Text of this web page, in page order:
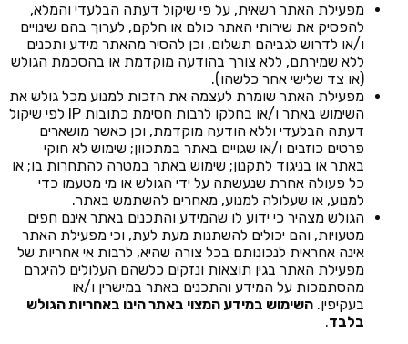
מפעילת האתר רשאית, על פי שיקול דעתה הבלעדי והמלא,
להפסיק את שירותי האתר כולם או חלקם, לערוך בהם שינויים
ו/או לדרוש לגביהם תשלום, וכן להסיר מהאתר מידע ותכנים
ללא שמירתם, ללא צורך בהודעה מוקדמת או בהסכמת הגולש
(או צד שלישי אחר כלשהו).
מפעילת האתר שומרת לעצמה את הזכות למנוע מכל גולש את
השימוש באתר ו/או בחלקו לרבות חסימת כתובות IP לפי שיקול
דעתה הבלעדי וללא הודעה מוקדמת, וכן כאשר מושארים
פרטים כוזבים ו/או שגויים באתר במתכוון; שימוש לא חוקי
באתר או בניגוד לתקנון; שימוש באתר במטרה להתחרות בו; או
כל פעולה אחרת שנעשתה על ידי הגולש או מי מטעמו כדי
למנוע, או שעלולה למנוע, מאחרים להשתמש באתר.
הגולש מצהיר כי ידוע לו שהמידע והתכנים באתר אינם חפים
מטעויות, והם יכולים להשתנות מעת לעת, וכי מפעילת האתר
אינה אחראית לנכונותם בכל צורה שהיא, לרבות אי אחריות של
מפעילת האתר בגין תוצאות ונזקים כלשהם העלולים להיגרם
מהסתמכות על המידע והתכנים באתר במישרין ו/או
בעקיפין. השימוש במידע המצוי באתר הינו באחריות הגולש
בלבד.